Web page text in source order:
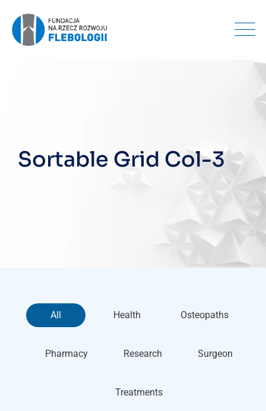
Sortable Grid Col-3
All Health Osteopaths
Pharmacy Research Surgeon
Treatments